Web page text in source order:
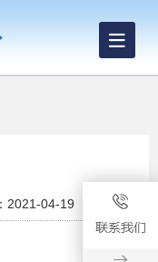
2021-04-19